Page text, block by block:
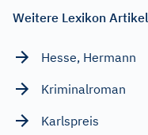
Weitere Lexikon Artikel
Hesse, Hermann
Kriminalroman
Karlspreis